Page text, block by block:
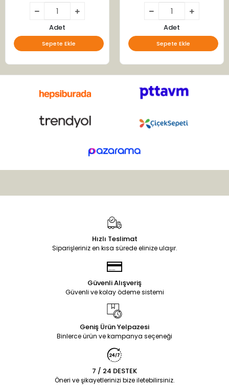
Adet
Sepete Ekle
Adet
Sepete Ekle
Hızlı Teslimat
Siparişleriniz en kısa sürede elinize ulaşır.
Güvenli Alışveriş
Güvenli ve kolay ödeme sistemi
Geniş Ürün Yelpazesi
Binlerce ürün ve kampanya seçeneği
7 / 24 DESTEK
Öneri ve şikayetlerinizi bize iletebilirsiniz.